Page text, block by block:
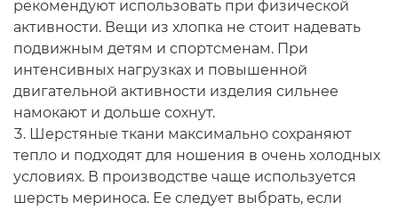
рекомендуют использовать при физической
активности. Вещи из хлопка не стоит надевать
подвижным детям и спортсменам. При
интенсивных нагрузках и повышенной
двигательной активности изделия сильнее
намокают и дольше сохнут.
Шерстяные ткани максимально сохраняют
тепло и подходят для ношения в очень холодных
условиях. В производстве чаще используется
шерсть мериноса. Ее следует выбрать, если